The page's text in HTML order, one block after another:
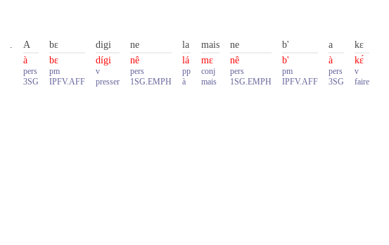
.
A
à
pers
3SG
bɛ
bɛ
pm
IPFV.AFF
digi
dígi
v
presser
ne
nê
pers
1SG.EMPH
la
lá
pp
à
mais
mɛ
conj
mais
ne
nê
pers
1SG.EMPH
b'
b'
pm
IPFV.AFF
a
à
pers
3SG
kɛ
kɛ́
v
faire